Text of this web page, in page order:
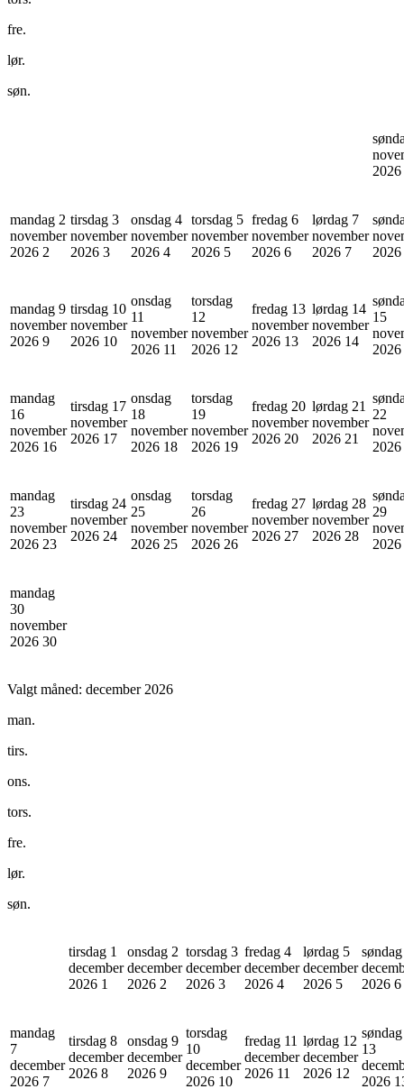
fre.
lør.
søn.
2026
mandag 2
november
2026 2
tirsdag 3
november
2026 3
onsdag 4
november
2026 4
torsdag 5
november
2026 5
fredag 6
november
2026 6
lørdag 7
november
2026 7
2026
mandag 9
november
2026 9
tirsdag 10
november
2026 10
onsdag
11
november
2026 11
torsdag
12
november
2026 12
fredag 13
november
2026 13
lørdag 14
november
2026 14
15
2026
mandag
16
november
2026 16
tirsdag 17
november
2026 17
onsdag
18
november
2026 18
torsdag
19
november
2026 19
fredag 20
november
2026 20
lørdag 21
november
2026 21
22
2026
mandag
23
november
2026 23
tirsdag 24
november
2026 24
onsdag
25
november
2026 25
torsdag
26
november
2026 26
fredag 27
november
2026 27
lørdag 28
november
2026 28
29
2026
mandag
30
november
2026 30
Valgt måned: december 2026
man.
tirs.
ons.
tors.
fre.
lør.
søn.
tirsdag 1
december
2026 1
onsdag 2
december
2026 2
torsdag 3
december
2026 3
fredag 4
december
2026 4
lørdag 5
december
2026 5
2026 6
mandag
7
december
2026 7
tirsdag 8
december
2026 8
onsdag 9
december
2026 9
torsdag
10
december
2026 10
fredag 11
december
2026 11
lørdag 12
december
2026 12
søndag
13
2026